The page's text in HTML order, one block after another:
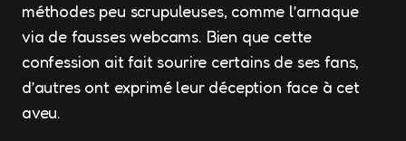
méthodes peu scrupuleuses, comme l’arnaque
via de fausses webcams. Bien que cette
confession ait fait sourire certains de ses fans,
d’autres ont exprimé leur déception face à cet
aveu.